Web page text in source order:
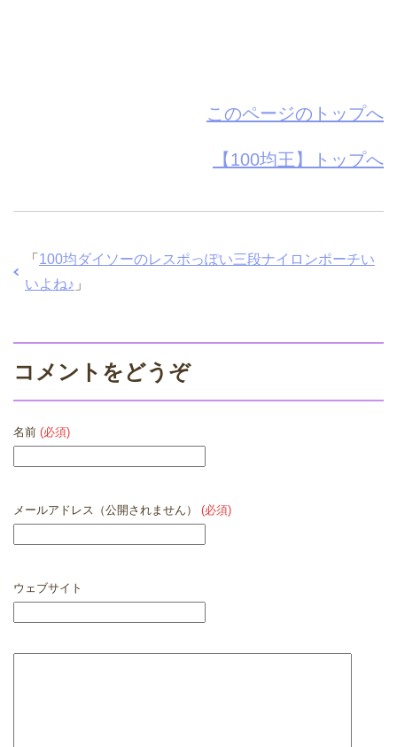
このページのトップへ
【100均王】トップへ
「 100均ダイソーのレスポっぽい三段ナイロンポーチい
いよね♪ 」
コメントをどうぞ
名前 (必須)
メールアドレス（公開されません） (必須)
ウェブサイト